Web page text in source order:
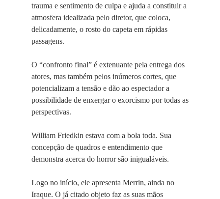
trauma e sentimento de culpa e ajuda a constituir a
atmosfera idealizada pelo diretor, que coloca,
delicadamente, o rosto do capeta em rápidas
passagens.
O “confronto final” é extenuante pela entrega dos
atores, mas também pelos inúmeros cortes, que
potencializam a tensão e dão ao espectador a
possibilidade de enxergar o exorcismo por todas as
perspectivas.
William Friedkin estava com a bola toda. Sua
concepção de quadros e entendimento que
demonstra acerca do horror são inigualáveis.
Logo no início, ele apresenta Merrin, ainda no
Iraque. O já citado objeto faz as suas mãos